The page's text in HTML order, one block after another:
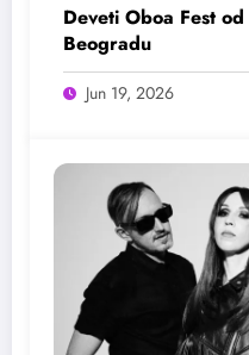
Deveti Oboa Fest
Beogradu
Jun 19, 2026